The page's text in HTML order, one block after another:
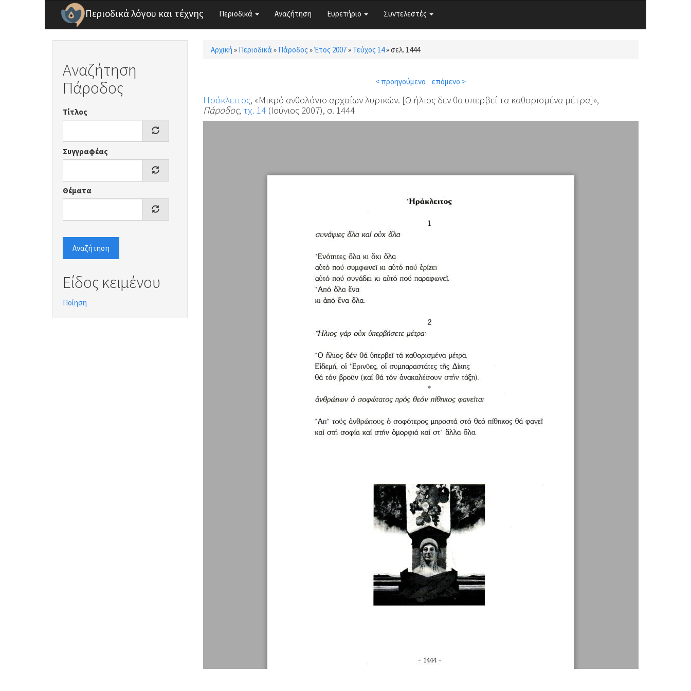
Παράκαμψη προς το κυρίως περιεχόμενο
Περιοδικά λόγου και τέχνης Περιοδικά Αναζήτηση Ευρετήριο Συντελεστές
Αναζήτηση
Πάροδος
Τίτλος
Συγγραφέας
Θέματα
Αναζήτηση
Είδος κειμένου
Ποίηση
Είστε εδώ
Αρχική » Περιοδικά» Πάροδος »Έτος 2007» Τεύχος 14»σελ. 1444
< προηγούμενο επόμενο >
Ηράκλειτος, «Μικρό ανθολόγιο αρχαίων λυρικών. [Ο ήλιος δεν θα υπερβεί τα καθορισμένα μέτρα]»,
Πάροδος, τχ. 14(Ιούνιος 2007), σ. 1444